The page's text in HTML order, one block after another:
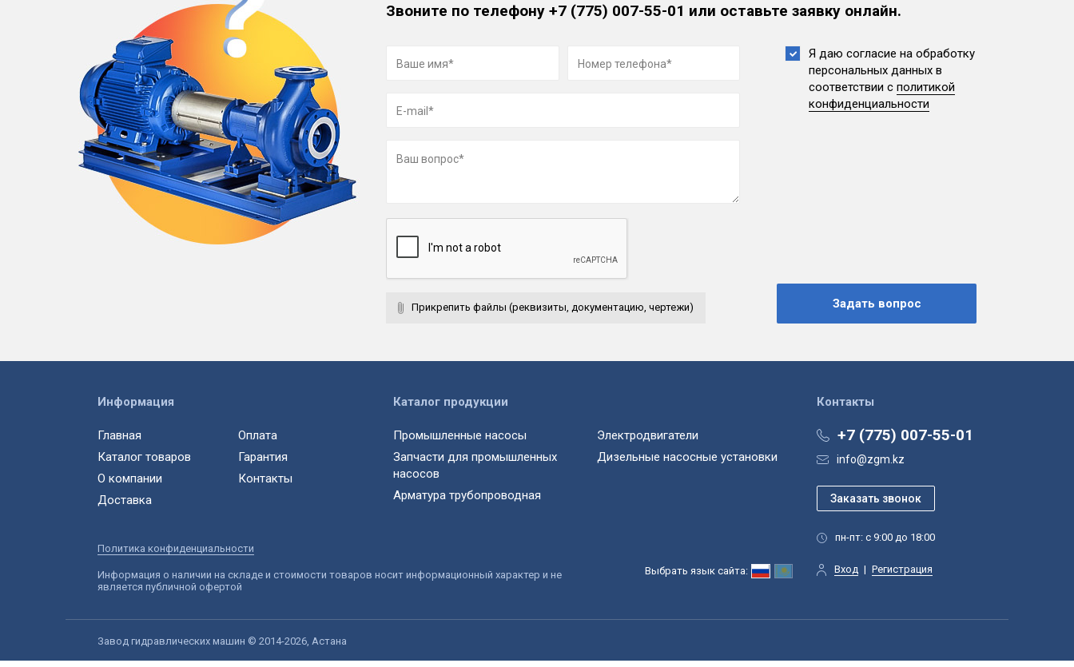
Звоните по телефону+7 (775) 007-55-01 или оставьте заявку онлайн.
Прикрепить файлы (реквизиты, документацию, чертежи)
Я даю согласие на обработку
персональных данных в
соответствии с политикой
конфиденциальности
Контакты
+7 (775) 007-55-01
info@zgm.kz
пн-пт: с 9:00 до 18:00
Вход | Регистрация
Выбрать язык сайта:
Информация
Главная
Каталог товаров
О компании
Доставка
Оплата
Гарантия
Контакты
Каталог продукции
Промышленные насосы
Запчасти для промышленных
насосов
Арматура трубопроводная
Электродвигатели
Дизельные насосные установки
Политика конфиденциальности
Информация о наличии на складе и стоимости товаров носит информационный характер и не
является публичной офертой
Завод гидравлических машин © 2014-2026, Астана